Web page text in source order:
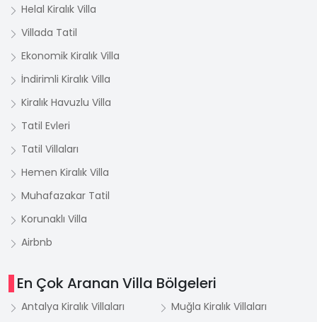
Helal Kiralık Villa
Villada Tatil
Ekonomik Kiralık Villa
İndirimli Kiralık Villa
Kiralık Havuzlu Villa
Tatil Evleri
Tatil Villaları
Hemen Kiralık Villa
Muhafazakar Tatil
Korunaklı Villa
Airbnb
En Çok Aranan Villa Bölgeleri
Antalya Kiralık Villaları
Muğla Kiralık Villaları